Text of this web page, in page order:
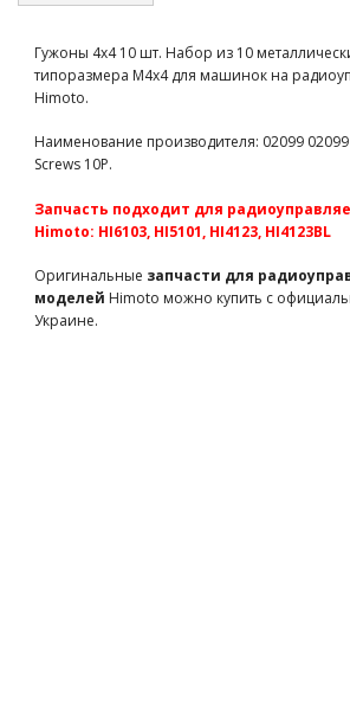
LC-6119 109 грн
Team Magic 2.5x16.8mm PIN 10p
TM116229 195 грн есть в наличии
TM126312BU 76 грн есть в наличии
TM126320S 120 грн есть в наличии
TM560130 430 грн есть в наличии
Гужоны 4х4 10 шт. Набор из 10
типоразмера М4х4 для машинок на
Himoto.
Наименование производителя: 02099
Screws 10P.
Запчасть подходит для
Himoto: HI6103, HI5101, HI4123, HI4123BL
Оригинальные запчасти для
моделей Himoto можно купить с
Украине.